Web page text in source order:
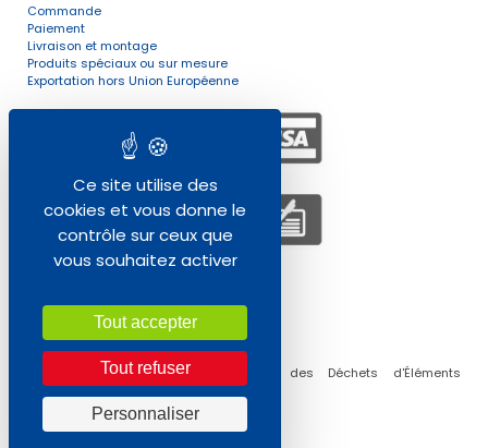
Commande
Paiement
Livraison et montage
Produits spéciaux ou sur mesure
Exportation hors Union Européenne
Collecte, traitement et réutilisation des Déchets d'Éléments
d'Ameublement (DEA) Professionnels
Ce site utilise des
cookies et vous donne le
contrôle sur ceux que
vous souhaitez activer
Tout accepter
Tout refuser
Personnaliser